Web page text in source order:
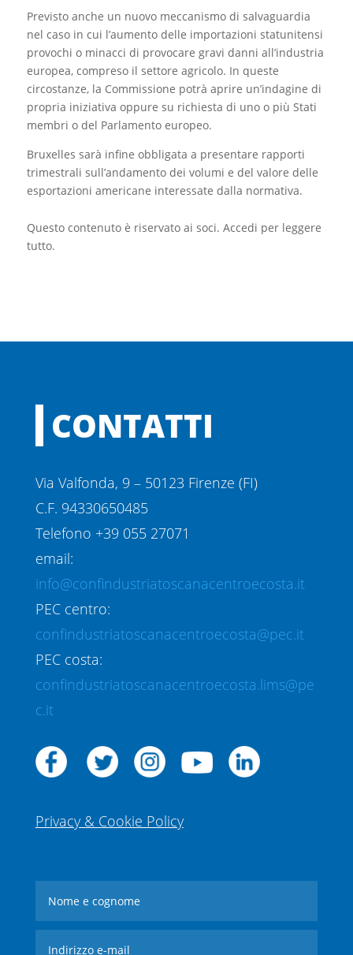
Previsto anche un nuovo meccanismo di salvaguardia
nel caso in cui l’aumento delle importazioni statunitensi
provochi o minacci di provocare gravi danni all’industria
europea, compreso il settore agricolo. In queste
circostanze, la Commissione potrà aprire un’indagine di
propria iniziativa oppure su richiesta di uno o più Stati
membri o del Parlamento europeo.
Bruxelles sarà infine obbligata a presentare rapporti
trimestrali sull’andamento dei volumi e del valore delle
esportazioni americane interessate dalla normativa.
Questo contenuto è riservato ai soci. Accedi per leggere
tutto.
CONTATTI
Via Valfonda, 9 – 50123 Firenze (FI)
C.F. 94330650485
Telefono +39 055 27071
email:
info@confindustriatoscanacentroecosta.it
PEC centro:
confindustriatoscanacentroecosta@pec.it
PEC costa:
confindustriatoscanacentroecosta.lims@pe
c.it
Privacy & Cookie Policy